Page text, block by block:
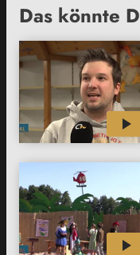
Das könnte